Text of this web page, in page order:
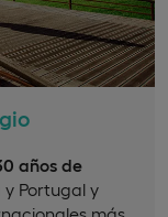
años de
y Portugal y